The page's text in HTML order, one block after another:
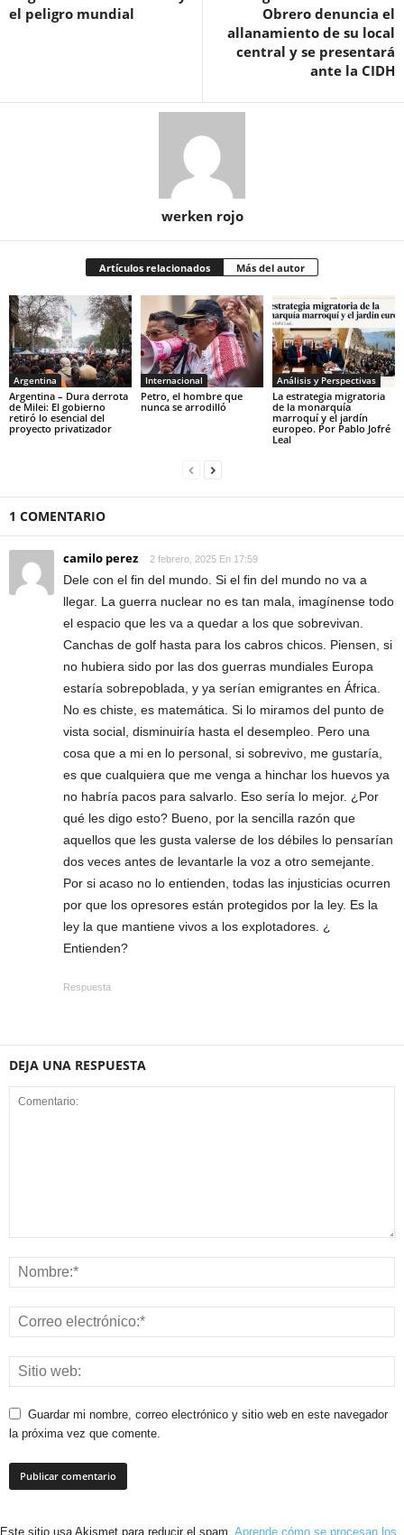
el peligro mundial
Obrero denuncia el
allanamiento de su local
central y se presentará
ante la CIDH
werken rojo
Artículos relacionados Más del autor
Argentina
Argentina – Dura derrota
de Milei: El gobierno
retiró lo esencial del
proyecto privatizador
Internacional
Petro, el hombre que
nunca se arrodilló
Análisis y Perspectivas
La estrategia migratoria
de la monarquía
marroquí y el jardín
europeo. Por Pablo Jofré
Leal
1 COMENTARIO
camilo perez 2 febrero, 2025 En 17:59
Dele con el fin del mundo. Si el fin del mundo no va a
llegar. La guerra nuclear no es tan mala, imagínense todo
el espacio que les va a quedar a los que sobrevivan.
Canchas de golf hasta para los cabros chicos. Piensen, si
no hubiera sido por las dos guerras mundiales Europa
estaría sobrepoblada, y ya serían emigrantes en África.
No es chiste, es matemática. Si lo miramos del punto de
vista social, disminuiría hasta el desempleo. Pero una
cosa que a mi en lo personal, si sobrevivo, me gustaría,
es que cualquiera que me venga a hinchar los huevos ya
no habría pacos para salvarlo. Eso sería lo mejor. ¿Por
qué les digo esto? Bueno, por la sencilla razón que
aquellos que les gusta valerse de los débiles lo pensarían
dos veces antes de levantarle la voz a otro semejante.
Por si acaso no lo entienden, todas las injusticias ocurren
por que los opresores están protegidos por la ley. Es la
ley la que mantiene vivos a los explotadores. ¿
Entienden?
Respuesta
DEJA UNA RESPUESTA
Guardar mi nombre, correo electrónico y sitio web en este navegador
la próxima vez que comente.
Este sitio usa Akismet para reducir el spam. Aprende cómo se procesan los